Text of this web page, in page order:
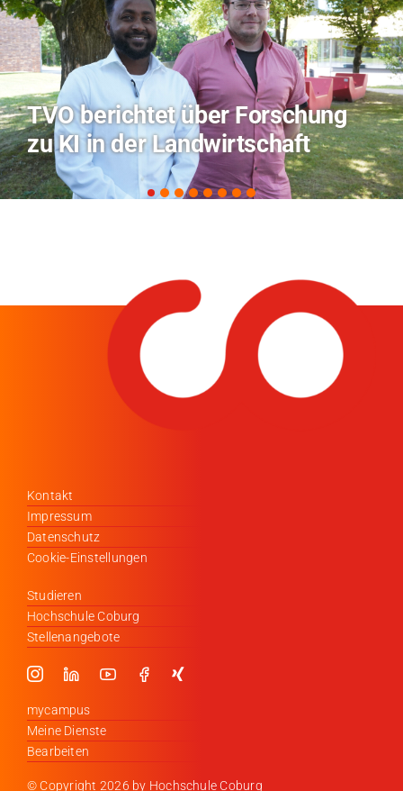
Hitze-Aktionstag: Hochschule
Coburg im Radio Bamberg
Kontakt
Impressum
Datenschutz
Cookie-Einstellungen
Studieren
Hochschule Coburg
Stellenangebote
mycampus
Meine Dienste
Bearbeiten
© Copyright 2026 by Hochschule Coburg